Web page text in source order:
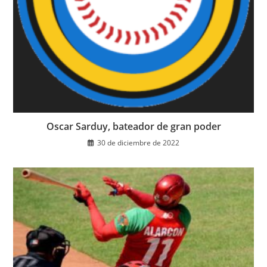
Oscar Sarduy, bateador de gran poder
30 de diciembre de 2022